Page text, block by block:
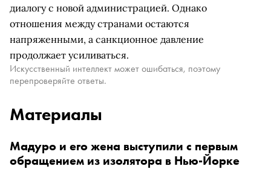
диалогу с новой администрацией. Однако
отношения между странами остаются
напряженными, а санкционное давление
продолжает усиливаться.
Искусственный интеллект может ошибаться, поэтому
перепроверяйте ответы.
Материалы
Мадуро и его жена выступили с первым
обращением из изолятора в Нью-Йорке